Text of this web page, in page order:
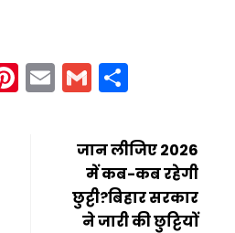
Pinterest
EmailGmail
जान लीजिए 2026
में कब-कब रहेगी
छुट्टी?बिहार सरकार
ने जारी की छुट्टियों